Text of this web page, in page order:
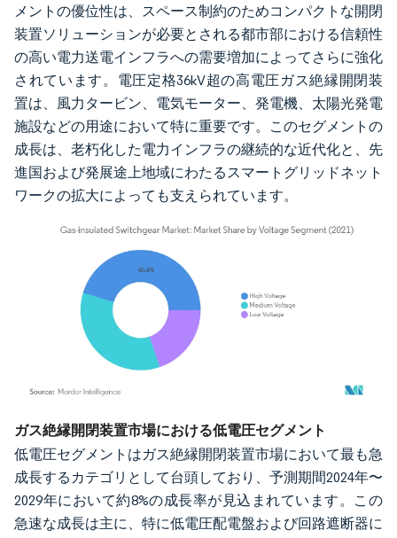
メントの優位性は、スペース制約のためコンパクトな開閉
装置ソリューションが必要とされる都市部における信頼性
の高い電力送電インフラへの需要増加によってさらに強化
されています。電圧定格36kV超の高電圧ガス絶縁開閉装
置は、風力タービン、電気モーター、発電機、太陽光発電
施設などの用途において特に重要です。このセグメントの
成長は、老朽化した電力インフラの継続的な近代化と、先
進国および発展途上地域にわたるスマートグリッドネット
ワークの拡大によっても支えられています。
画像 © Mordor Intelligence。再利用にはCC BY 4.0の表示が必要です。
ガス絶縁開閉装置市場における低電圧セグメント
低電圧セグメントはガス絶縁開閉装置市場において最も急
成長するカテゴリとして台頭しており、予測期間2024年〜
2029年において約8%の成長率が見込まれています。この
急速な成長は主に、特に低電圧配電盤および回路遮断器に